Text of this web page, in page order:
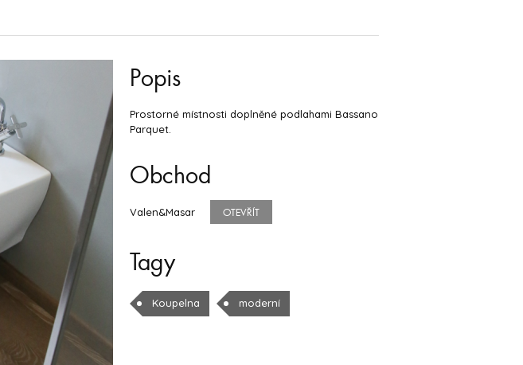
Popis
Prostorné místnosti doplněné podlahami Bassano
Parquet.
Obchod
Valen&Masar OTEVŘÍT
Tagy
Koupelna moderní